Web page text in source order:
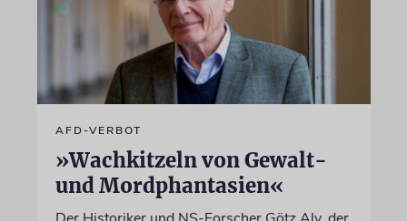
AFD-VERBOT
»Wachkitzeln von Gewalt-
und Mordphantasien«